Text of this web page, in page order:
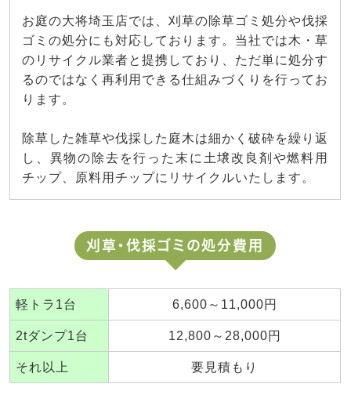
お庭の大将埼玉店では、刈草の除草ゴミ処分や伐採
ゴミの処分にも対応しております。当社では木・草
のリサイクル業者と提携しており、ただ単に処分す
るのではなく再利用できる仕組みづくりを行ってお
ります。
除草した雑草や伐採した庭木は細かく破砕を繰り返
し、異物の除去を行った末に土壌改良剤や燃料用
チップ、原料用チップにリサイクルいたします。
刈草・伐採ゴミの処分費用
軽トラ1台 6,600～11,000円
2tダンプ1台 12,800～28,000円
それ以上 要見積もり